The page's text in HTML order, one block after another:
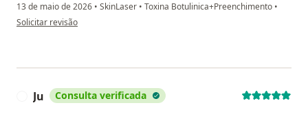
13 de maio de 2026 • SkinLaser • Toxina Botulinica+Preenchimento •
na opinião do utilizador Wilma Tanese Moldenhauer
Solicitar revisão
Ju Consulta verificada